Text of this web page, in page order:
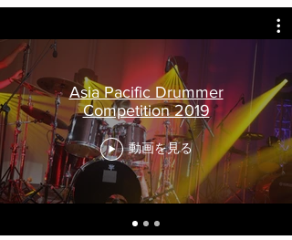
Asia Pacific Drummer
Competition 2019
動画を見る